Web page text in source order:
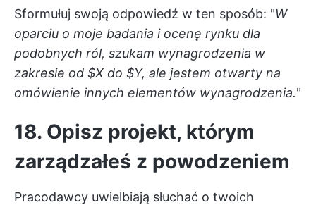
Sformułuj swoją odpowiedź w ten sposób: "W
oparciu o moje badania i ocenę rynku dla
podobnych ról, szukam wynagrodzenia w
zakresie od $X do $Y, ale jestem otwarty na
omówienie innych elementów wynagrodzenia."
18. Opisz projekt, którym
zarządzałeś z powodzeniem
Pracodawcy uwielbiają słuchać o twoich